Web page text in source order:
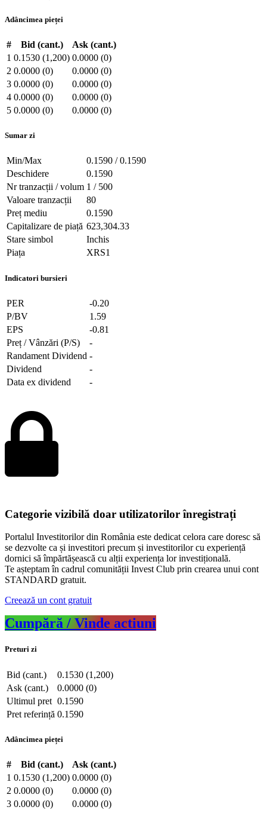
Adâncimea pieței
# Bid (cant.)
Ask (cant.)
1 0.1530 (1,200) 0.0000 (0)
2 0.0000 (0)
0.0000 (0)
3 0.0000 (0)
0.0000 (0)
4 0.0000 (0)
0.0000 (0)
5 0.0000 (0) 0.0000 (0)
Sumar zi
Min/Max
0.1590 / 0.1590
Deschidere
0.1590
Nr tranzacții / volum 1 / 500
Valoare tranzacții
80
Preț mediu
0.1590
Capitalizare de piață 623,304.33
Stare simbol
Inchis
Piața
XRS1
Indicatori bursieri
PER
-0.20
P/BV
1.59
EPS
-0.81
Preț / Vânzări (P/S)
-
Randament Dividend -
Dividend
-
Data ex dividend
-
Categorie vizibilă doar utilizatorilor înregistrați
Portalul Investitorilor din România este dedicat celora care doresc să
se dezvolte ca și investitori precum și investitorilor cu experiență
dornici să împărtășească cu alții experiența lor investițională.
Te așteptam în cadrul comunității Invest Club prin crearea unui cont
STANDARD gratuit.
Creează un cont gratuit
Cumpără / Vinde actiuni
Preturi zi
Bid (cant.)
0.1530 (1,200)
Ask (cant.)
0.0000 (0)
Ultimul pret 0.1590
Pret referință 0.1590
Adâncimea pieței
# Bid (cant.)
Ask (cant.)
1 0.1530 (1,200) 0.0000 (0)
2 0.0000 (0)
0.0000 (0)
3 0.0000 (0)
0.0000 (0)